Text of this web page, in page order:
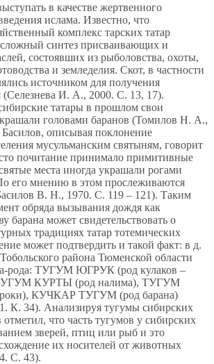
в качестве жертвенного
ислама. Известно, что
комплекс тарских татар
сложный синтез присваивающих и
состоявших из рыболовства, охоты,
и земледелия. Скот, в частности
источником для получения
(Селезнева И. А., 2000. С. 13, 17).
татары в прошлом свои
головами баранов (Томилов Н. А.,
описывая поклонение
мусульманским святыням, говорит
почитание принимало примитивные
места иногда украшали рогами
его мнению в этом прослеживаются
В. Н., 1970. С. 119 – 121). Таким
обряда вызывания дождя как
барана может свидетельствовать о
традициях татар тотемических
может подтвердить и такой факт: в д.
района Тюменской области
рода: ТУГУМ ЮГРУК (род кулаков –
ТУГУМ КУРТЫ (род налима), ТУГУМ
КУЧКАР ТУГУМ (род барана)
34). Анализируя тугумы сибирских
отметил, что часть тугумов у сибирских
зверей, птиц или рыб и это
их носителей от животных
С. 43).